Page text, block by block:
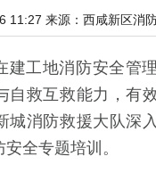
11:27 来源：西咸新区消
建工地消防安全管
自救互救能力，有
城消防救援大队深
全专题培训。